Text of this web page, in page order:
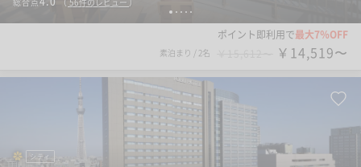
1 2 3 4 5
ポイント即利用で最大7％OFF
素泊まり / 2名 ￥14,519〜
シティ